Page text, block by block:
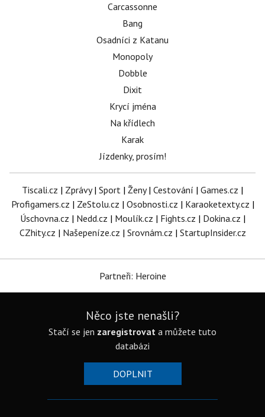
Carcassonne
Bang
Osadníci z Katanu
Monopoly
Dobble
Dixit
Krycí jména
Na křídlech
Karak
Jízdenky, prosím!
Tiscali.cz | Zprávy| Sport | Ženy| Cestování | Games.cz |
Profigamers.cz | ZeStolu.cz | Osobnosti.cz | Karaoketexty.cz |
Úschovna.cz | Nedd.cz | Moulík.cz | Fights.cz | Dokina.cz |
CZhity.cz | Našepeníze.cz | Srovnám.cz | StartupInsider.cz
Partneři: Heroine
Něco jste nenašli?
Stačí se jen zaregistrovat a můžete tuto
databázi
DOPLNIT